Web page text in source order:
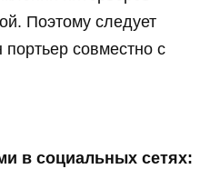
Поэтому следует
портьер совместно с
в социальных сетях: